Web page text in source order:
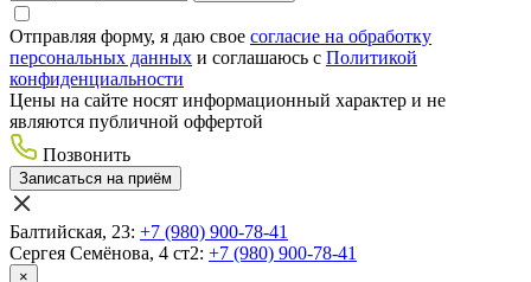
Отправляя форму, я даю свое согласие на обработку
персональных данных и соглашаюсь c Политикой
конфиденциальности
Цены на сайте носят информационный характер и не
являются публичной оффертой
Позвонить
Записаться на приём
Балтийская, 23: +7 (980) 900-78-41
Сергея Семёнова, 4 ст2: +7 (980) 900-78-41
×